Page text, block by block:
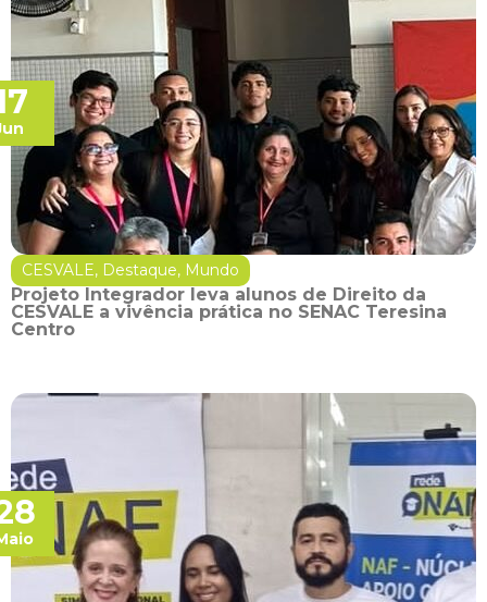
CESVALE, Destaque, Mundo
Projeto Integrador leva alunos de Direito da
CESVALE a vivência prática no SENAC Teresina
Centro